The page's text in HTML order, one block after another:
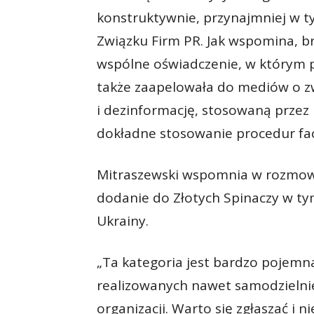
konstruktywnie, przynajmniej w
Związku Firm PR. Jak wspomina,
wspólne oświadczenie, w którym
także zaapelowała do mediów o
i dezinformację, stosowaną
dokładne stosowanie procedur
Mitraszewski wspomnia w
dodanie do Złotych Spinaczy w
Ukrainy.
„Ta kategoria jest bardzo
realizowanych nawet
organizacji. Warto się zgłaszać i